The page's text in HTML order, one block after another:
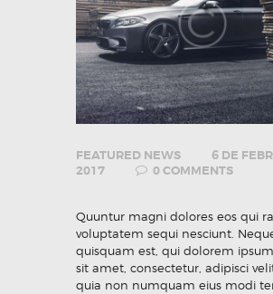
FEATURED NEWS
6 DE
2017
0COMMENTS
Quuntur magni dolores eos qui
voluptatem sequi nesciunt.
quisquam est, qui dolorem
sit amet, consectetur, adipisci
quia non numquam eius modi